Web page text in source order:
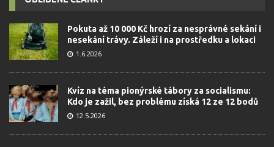
Pokuta až 10 000 Kč hrozí za nesprávné sekání i
nesekání trávy. Záleží i na prostředku a lokaci
1.6.2026
Kvíz na téma pionýrské tábory za socialismu:
Kdo je zažil, bez problému získá 12 ze 12 bodů
12.5.2026